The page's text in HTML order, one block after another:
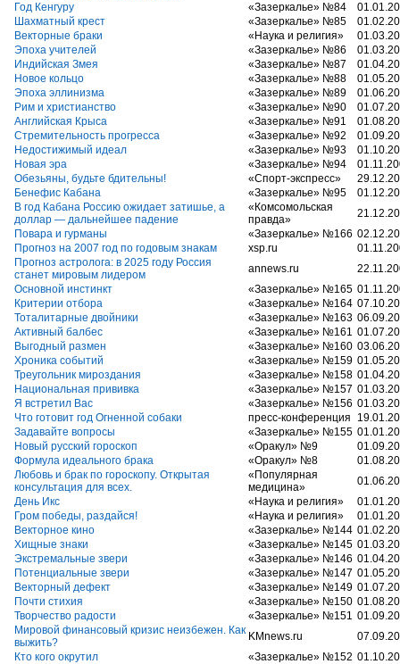
Год Кенгуру
«Зазеркалье» №84
Шахматный крест
«Зазеркалье» №85
Векторные браки
«Наука и религия»
Эпоха учителей
«Зазеркалье» №86
Индийская Змея
«Зазеркалье» №87
Новое кольцо
«Зазеркалье» №88
Эпоха эллинизма
«Зазеркалье» №89
Рим и христианство
«Зазеркалье» №90
Английская Крыса
«Зазеркалье» №91
Стремительность прогресса
«Зазеркалье» №92
Недостижимый идеал
«Зазеркалье» №93
Новая эра
«Зазеркалье» №94
Обезьяны, будьте бдительны!
«Спорт-экспресс»
Бенефис Кабана
«Зазеркалье» №95
В год Кабана Россию ожидает затишье, а
доллар — дальнейшее падение
«Комсомольская
правда»
Повара и гурманы
«Зазеркалье» №166
Прогноз на 2007 год по годовым знакам
xsp.ru
Прогноз астролога: в 2025 году Россия
станет мировым лидером
annews.ru
Основной инстинкт
«Зазеркалье» №165
Критерии отбора
«Зазеркалье» №164
Тоталитарные двойники
«Зазеркалье» №163
Активный балбес
«Зазеркалье» №161
Выгодный размен
«Зазеркалье» №160
Хроника событий
«Зазеркалье» №159
Треугольник мироздания
«Зазеркалье» №158
Национальная прививка
«Зазеркалье» №157
Я встретил Вас
«Зазеркалье» №156
Что готовит год Огненной собаки
пресс-конференция
Задавайте вопросы
«Зазеркалье» №155
Новый русский гороскоп
«Оракул» №9
Формула идеального брака
«Оракул» №8
Любовь и брак по гороскопу. Открытая
консультация для всех.
«Популярная
медицина»
День Икс
«Наука и религия»
Гром победы, раздайся!
«Наука и религия»
Векторное кино
«Зазеркалье» №144
Хищные знаки
«Зазеркалье» №145
Экстремальные звери
«Зазеркалье» №146
Потенциальные звери
«Зазеркалье» №147
Векторный дефект
«Зазеркалье» №149
Почти стихия
«Зазеркалье» №150
Творчество радости
«Зазеркалье» №151
Мировой финансовый кризис неизбежен. Как
выжить?
KMnews.ru
Кто кого окрутил
«Зазеркалье» №152